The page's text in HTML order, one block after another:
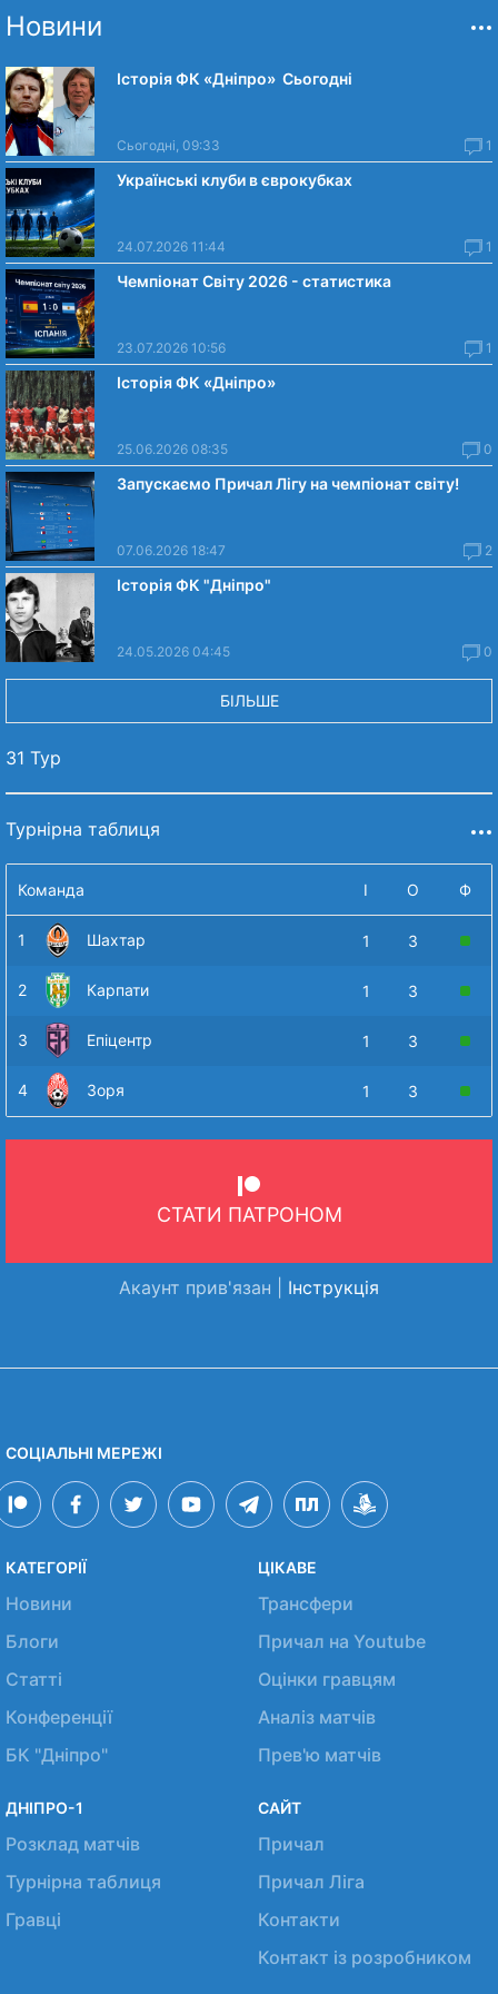
Новини
Історія ФК «Дніпро» Сьогодні
Сьогодні, 09:33 1
Українські клуби в єврокубках
24.07.2026 11:44 1
Чемпіонат Світу 2026 - статистика
23.07.2026 10:56 1
Історія ФК «Дніпро»
25.06.2026 08:35 0
Запускаємо Причал Лігу на чемпіонат світу!
07.06.2026 18:47 2
Історія ФК "Дніпро"
24.05.2026 04:45 0
БІЛЬШЕ
31 Тур
Турнірна таблиця
Команда І О Ф
1 Шахтар 1 3
2 Карпати 1 3
3 Епіцентр 1 3
4 Зоря 1 3
СТАТИ ПАТРОНОМ
Акаунт прив'язан | Інструкція
СОЦІАЛЬНІ МЕРЕЖІ
КАТЕГОРІЇ
Новини
Блоги
Статті
Конференції
БК "Дніпро"
ЦІКАВЕ
Трансфери
Причал на Youtube
Оцінки гравцям
Аналіз матчів
Прев'ю матчів
ДНІПРО-1
Розклад матчів
Турнірна таблиця
Гравці
САЙТ
Причал
Причал Ліга
Контакти
Контакт із розробником